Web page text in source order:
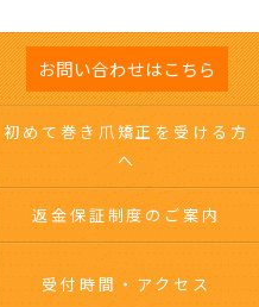
お問い合わせはこちら
初めて巻き爪矯正を受ける方
へ
返金保証制度のご案内
受付時間・アクセス